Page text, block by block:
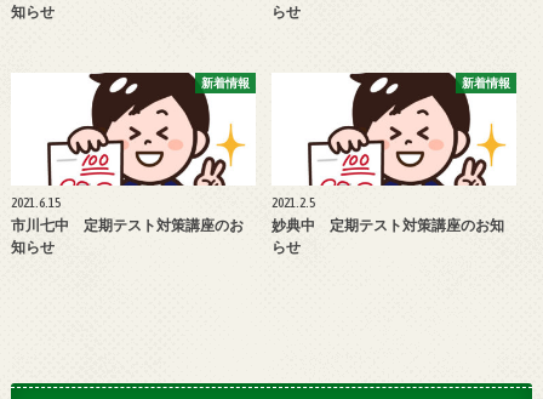
知らせ
らせ
新着情報
2021.6.15
市川七中 定期テスト対策講座のお
知らせ
新着情報
2021.2.5
妙典中 定期テスト対策講座のお知
らせ